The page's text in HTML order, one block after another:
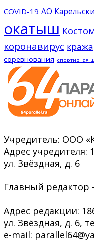
COVID-19 АО
окатыш
коронавирус кража
соревнования спортивная
Учредитель: ООО
Адрес учредителя:
ул. Звёздная, д. 6
Главный редактор
Адрес редакции:
ул. Звёздная, д. 6,
e-mail: